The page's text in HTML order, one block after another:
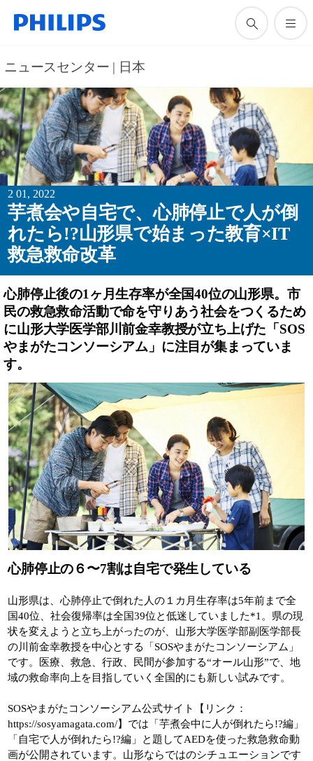
ニュースセンター | 日本
2 01, 2022
芋煮会や自宅で、心肺停止で人が倒
れたら!?山形県で始まった教育×IT
救急救命改革
心肺停止後の1ヶ月生存率が全国40位の山形県。市
民の救急救命活動で命を守りあう社会をつくるため
に山形大学医学部川前金幸教授が立ち上げた「SOS
やまがたコンソーシアム」に注目が集まっていま
す。
心肺停止の６〜7割は自宅で発生している
山形県は、心肺停止で倒れた人の１カ月生存率は5年前まで全
国40位、社会復帰率は全国39位と低迷していました*1。県の現
状を変えようと立ち上がったのが、山形大学医学部副医学部長
の川前金幸教授を中心とする「SOSやまがたコンソーシアム」
です。医療、救急、行政、民間が参加する“オール山形”で、地
域の救命率向上を目指していく全国的にも新しい試みです。
SOSやまがたコンソーシアム公式サイト【リンク：
https://sosyamagata.com/】では「芋煮会中に人が倒れたら!?編」
「自宅で人が倒れたら!?編」と題してAEDを使った救急救命動
画が公開されています。山形ならではのシチュエーションです